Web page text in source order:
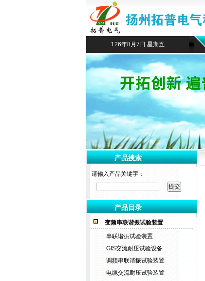
126年8月7日 星期五
产品搜索
请输入产品关键字：
产品目录
变频串联谐振试验装置
串联谐振试验装置
GIS交流耐压试验设备
调频串联谐振试验装置
电缆交流耐压试验装置